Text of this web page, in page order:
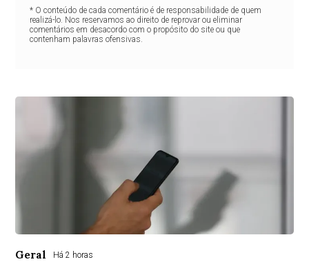
* O conteúdo de cada comentário é de responsabilidade de quem
realizá-lo. Nos reservamos ao direito de reprovar ou eliminar
comentários em desacordo com o propósito do site ou que
contenham palavras ofensivas.
Geral Há 2 horas